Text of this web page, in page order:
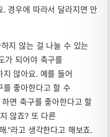
경우에 따라서 달라지면 안
지 않는 걸 나눌 수 있는
가 되어야 축구를
않아요. 예를 들어
를 좋아한다고 할 수
면 축구를 좋아한다고 할
않죠? 또 다른
."라고 생각한다고 해보죠.